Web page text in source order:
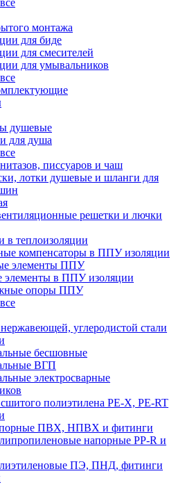
монтажа
для биде
для смесителей
для умывальников
душевые
для душа
писсуаров и чаш
лотки душевые и шланги для
решетки и лючки
в теплоизоляции
компенсаторы в ППУ изоляции
элементы ППУ
элементы в ППУ изоляции
опоры ППУ
углеродистой стали
бесшовные
ВГП
электросварные
полиэтилена PE-X, PE-RT
ПВХ, НПВХ и фитинги
напорные PP-R и
ПЭ, ПНД, фитинги